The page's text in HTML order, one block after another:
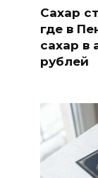
Сахар
где в
сахар в
рублей